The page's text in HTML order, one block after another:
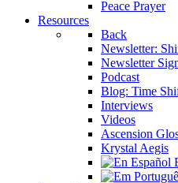
Peace Prayer
Resources
Back
Newsletter:
Newsletter
Podcast
Blog: Time
Interviews
Videos
Ascension
Krystal Aegis